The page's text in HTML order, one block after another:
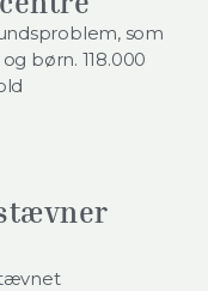
som
børn. 118.000